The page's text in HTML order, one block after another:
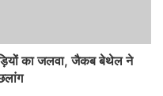
जाएगा ताकि कोई भी पीड़ित
में जवाबदेह, पारदर्शी और
हर फरियादी की सुनवाई निष्पक्ष
का जलवा, जैकब बेथेल ने